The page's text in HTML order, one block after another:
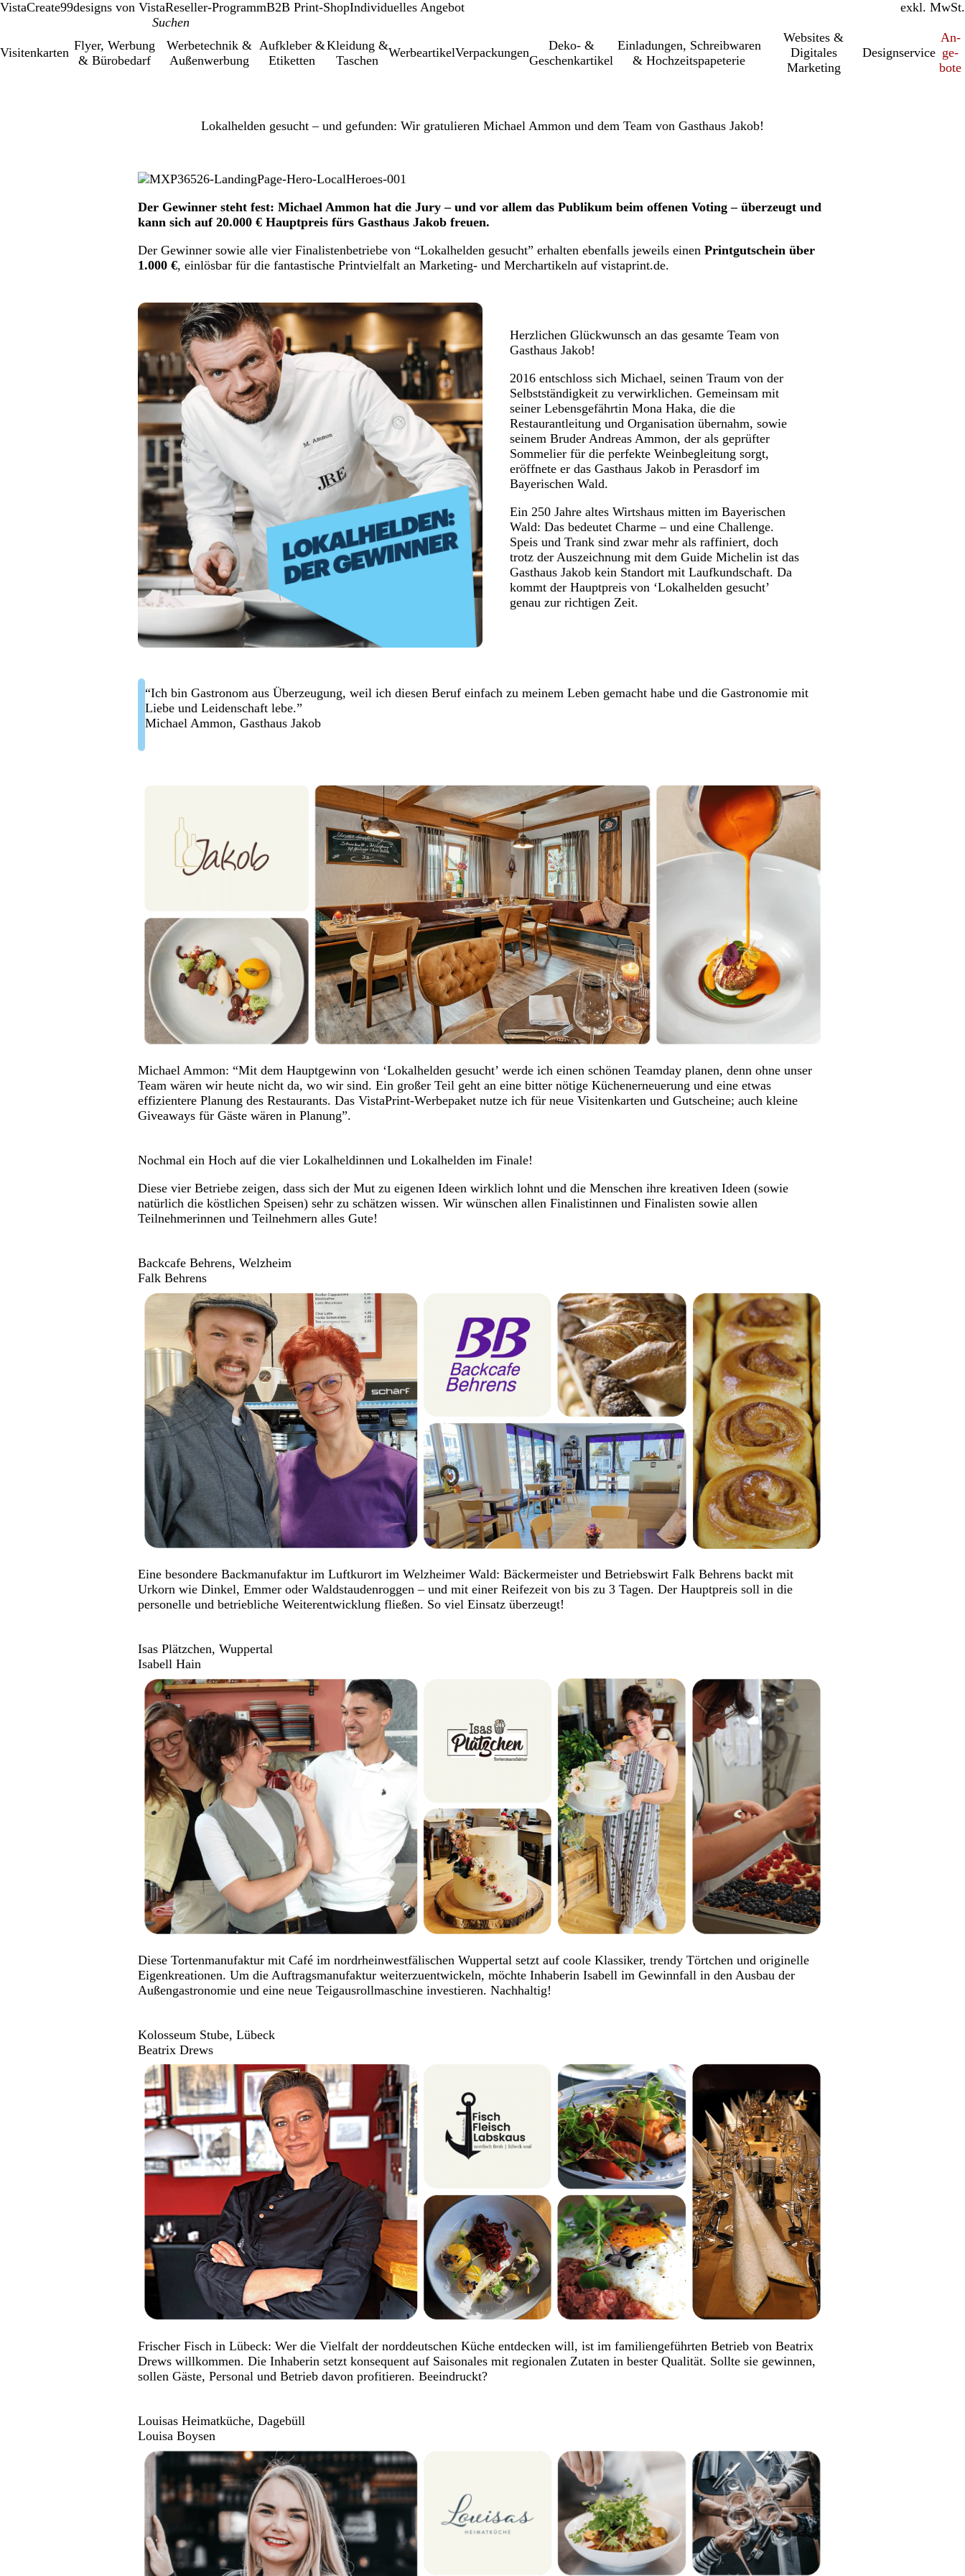
VistaCreate99designs von VistaReseller-ProgrammB2B Print-ShopIndividuelles Angebot inkl. MwSt.
exkl. MwSt.
Visitenkarten
Flyer, Werbung
& Bürobedarf
Werbetechnik &
Außenwerbung
Aufkleber &
Etiketten
Kleidung &
Taschen
WerbeartikelVerpackungen
Deko- &
Geschenkartikel
Einl­a­dung­en, Schreib­wa­ren
& Hochzeitspapeterie
Websites &
Digitales
Marketing
Designservice
An­­
ge­­
bo­­te
Lokalhelden gesucht – und gefunden: Wir gratulieren Michael Ammon und dem Team von Gasthaus Jakob!
Der Gewinner steht fest: Michael Ammon hat die Jury – und vor allem das Publikum beim offenen Voting – überzeugt und
kann sich auf 20.000 € Hauptpreis fürs Gasthaus Jakob freuen.
Der Gewinner sowie alle vier Finalistenbetriebe von “Lokalhelden gesucht” erhalten ebenfalls jeweils einen Printgutschein über
1.000 €, einlösbar für die fantastische Printvielfalt an Marketing- und Merchartikeln auf vistaprint.de.
Herzlichen Glückwunsch an das gesamte Team von
Gasthaus Jakob!
2016 entschloss sich Michael, seinen Traum von der
Selbstständigkeit zu verwirklichen. Gemeinsam mit
seiner Lebensgefährtin Mona Haka, die die
Restaurantleitung und Organisation übernahm, sowie
seinem Bruder Andreas Ammon, der als geprüfter
Sommelier für die perfekte Weinbegleitung sorgt,
eröffnete er das Gasthaus Jakob in Perasdorf im
Bayerischen Wald.
Ein 250 Jahre altes Wirtshaus mitten im Bayerischen
Wald: Das bedeutet Charme – und eine Challenge.
Speis und Trank sind zwar mehr als raffiniert, doch
trotz der Auszeichnung mit dem Guide Michelin ist das
Gasthaus Jakob kein Standort mit Laufkundschaft. Da
kommt der Hauptpreis von ‘Lokalhelden gesucht’
genau zur richtigen Zeit.
“Ich bin Gastronom aus Überzeugung, weil ich diesen Beruf einfach zu meinem Leben gemacht habe und die Gastronomie mit
Liebe und Leidenschaft lebe.”
Michael Ammon, Gasthaus Jakob
Michael Ammon: “Mit dem Hauptgewinn von ‘Lokalhelden gesucht’ werde ich einen schönen Teamday planen, denn ohne unser
Team wären wir heute nicht da, wo wir sind. Ein großer Teil geht an eine bitter nötige Küchenerneuerung und eine etwas
effizientere Planung des Restaurants. Das VistaPrint-Werbepaket nutze ich für neue Visitenkarten und Gutscheine; auch kleine
Giveaways für Gäste wären in Planung”.
Nochmal ein Hoch auf die vier Lokalheldinnen und Lokalhelden im Finale!
Diese vier Betriebe zeigen, dass sich der Mut zu eigenen Ideen wirklich lohnt und die Menschen ihre kreativen Ideen (sowie
natürlich die köstlichen Speisen) sehr zu schätzen wissen. Wir wünschen allen Finalistinnen und Finalisten sowie allen
Teilnehmerinnen und Teilnehmern alles Gute!
Backcafe Behrens, Welzheim
Falk Behrens
Eine besondere Backmanufaktur im Luftkurort im Welzheimer Wald: Bäckermeister und Betriebswirt Falk Behrens backt mit
Urkorn wie Dinkel, Emmer oder Waldstaudenroggen – und mit einer Reifezeit von bis zu 3 Tagen. Der Hauptpreis soll in die
personelle und betriebliche Weiterentwicklung fließen. So viel Einsatz überzeugt!
Isas Plätzchen, Wuppertal
Isabell Hain
Diese Tortenmanufaktur mit Café im nordrheinwestfälischen Wuppertal setzt auf coole Klassiker, trendy Törtchen und originelle
Eigenkreationen. Um die Auftragsmanufaktur weiterzuentwickeln, möchte Inhaberin Isabell im Gewinnfall in den Ausbau der
Außengastronomie und eine neue Teigausrollmaschine investieren. Nachhaltig!
Kolosseum Stube, Lübeck
Beatrix Drews
Frischer Fisch in Lübeck: Wer die Vielfalt der norddeutschen Küche entdecken will, ist im familiengeführten Betrieb von Beatrix
Drews willkommen. Die Inhaberin setzt konsequent auf Saisonales mit regionalen Zutaten in bester Qualität. Sollte sie gewinnen,
sollen Gäste, Personal und Betrieb davon profitieren. Beeindruckt?
Louisas Heimatküche, Dagebüll
Louisa Boysen